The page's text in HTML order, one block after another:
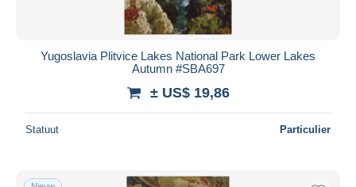
Yugoslavia Plitvice Lakes National Park Lower Lakes
Autumn #SBA697
± US$ 19,86
Statuut Particulier